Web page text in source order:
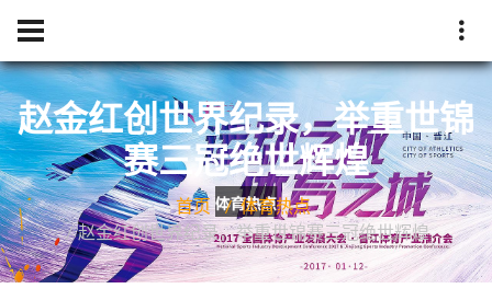
赵金红创世界纪录，举重世锦
赛三冠绝世辉煌
首页
体育热点
赵金红创世界纪录，举重世锦赛三冠绝世辉煌